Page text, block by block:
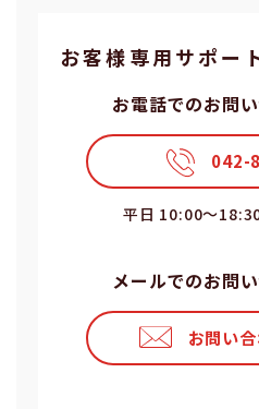
お客様専⽤サポー
お電話でのお問
042-
平⽇ 10:00〜
メールでのお問
お問い